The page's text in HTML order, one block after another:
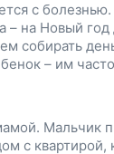
с
– на Новый
собирать
– им
Мальчик
с